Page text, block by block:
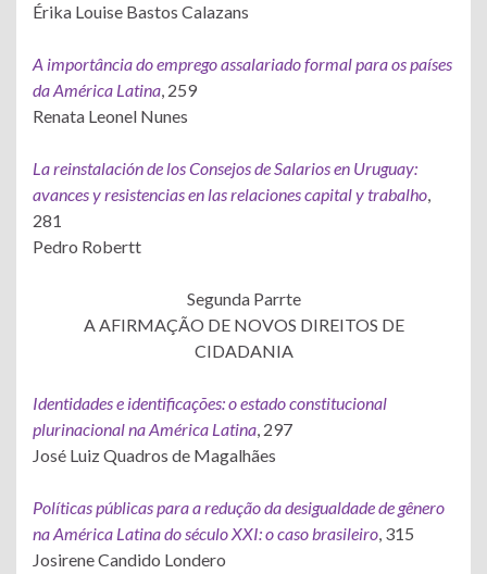
Érika Louise Bastos Calazans
A importância do emprego assalariado formal para os países
da América Latina, 259
Renata Leonel Nunes
La reinstalación de los Consejos de Salarios en Uruguay:
avances y resistencias en las relaciones capital y trabalho,
281
Pedro Robertt
Segunda Parrte
A AFIRMAÇÃO DE NOVOS DIREITOS DE
CIDADANIA
Identidades e identificações: o estado constitucional
plurinacional na América Latina, 297
José Luiz Quadros de Magalhães
Políticas públicas para a redução da desigualdade de gênero
na América Latina do século XXI: o caso brasileiro, 315
Josirene Candido Londero